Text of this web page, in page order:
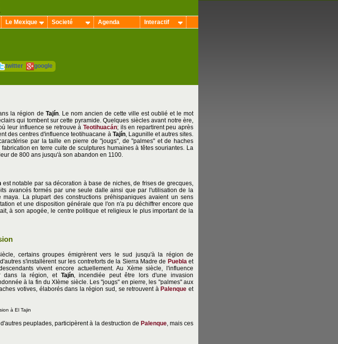
Le Mexique Societé Agenda Interactif
twitter google
la région de Tajín. Le nom ancien de cette ville est oublié et le mot
qui tombent sur cette pyramide. Quelques siècles avant notre ère,
leur influence se retrouve àTeotihuacán; ils en repartirent peu après
des centres d'influence teotihuacane à Tajín, Lagunille et autres sites.
par la taille en pierre de "jougs", de "palmes" et de haches
en terre cuite de sculptures humaines à têtes souriantes. La
de 800 ans jusqu'à son abandon en 1100.
est notable par sa décoration à base de niches, de frises de grecques,
avancés formés par une seule dalle ainsi que par l'utilisation de la
maya. La plupart des constructions préhispaniques avaient un sens
et une disposition générale que l'on n'a pu déchiffrer encore que
à son apogée, le centre politique et religieux le plus important de la
certains groupes émigrèrent vers le sud jusqu'à la région de
s'installèrent sur les contreforts de la Sierra Madre de Puebla et
vivent encore actuellement. Au Xème siècle, l'influence
dans la région, et Tajín, incendiée peut être lors d'une invasion
à la fin du XIème siècle. Les "jougs" en pierre, les "palmes" aux
votives, élaborés dans la région sud, se retrouvent àPalenque et
à El Tajin
peuplades, participèrent à la destruction de Palenque, mais ces